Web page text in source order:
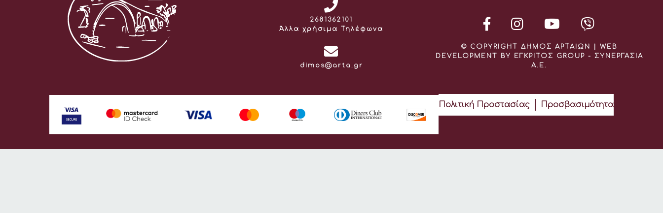
Τηλέφωνο:
2681362101
Άλλα χρήσιμα Τηλέφωνα
Email:
dimos@arta.gr
© COPYRIGHT ΔΗΜΟΣ ΑΡΤΑΙΩΝ | WEB
DEVELOPMENT BY ΕΓΚΡΙΤΟΣ GROUP - ΣΥΝΕΡΓΑΣΙΑ
Α.Ε.
Πολιτική Προστασίας Προσβασιμότητα